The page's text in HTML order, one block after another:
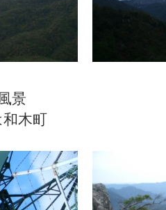
からの風
木町